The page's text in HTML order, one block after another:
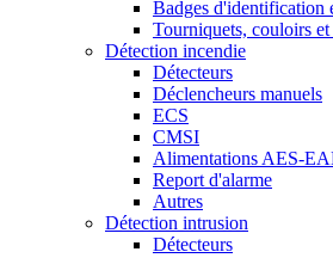
Badges d'identification
Tourniquets, couloirs
Détection incendie
Détecteurs
Déclencheurs manuels
ECS
CMSI
Alimentations AES-
Report d'alarme
Autres
Détection intrusion
Détecteurs